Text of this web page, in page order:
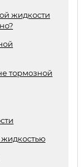
жидкости
тормозной